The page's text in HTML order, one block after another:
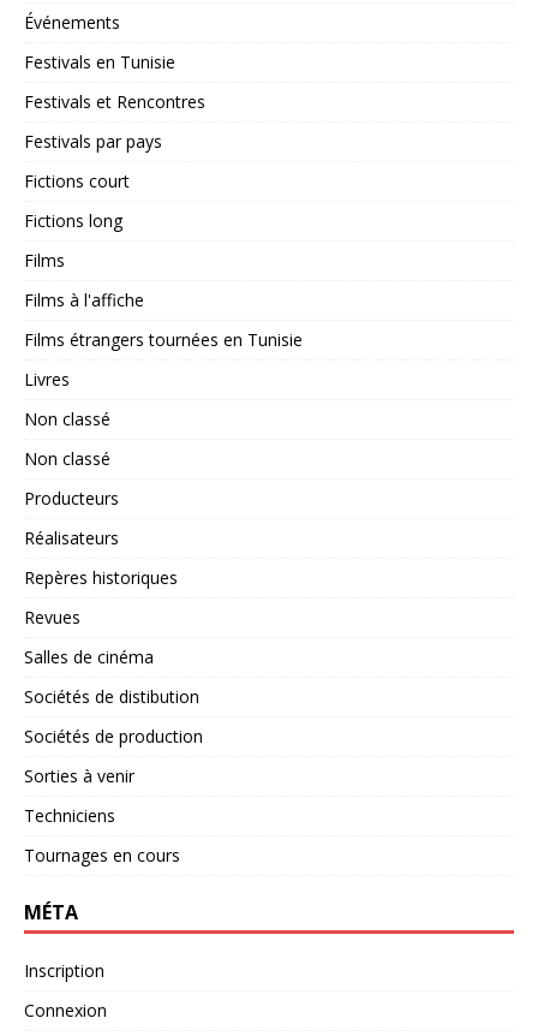
Événements
Festivals en Tunisie
Festivals et Rencontres
Festivals par pays
Fictions court
Fictions long
Films
Films à l'affiche
Films étrangers tournées en Tunisie
Livres
Non classé
Non classé
Producteurs
Réalisateurs
Repères historiques
Revues
Salles de cinéma
Sociétés de distibution
Sociétés de production
Sorties à venir
Techniciens
Tournages en cours
MÉTA
Inscription
Connexion